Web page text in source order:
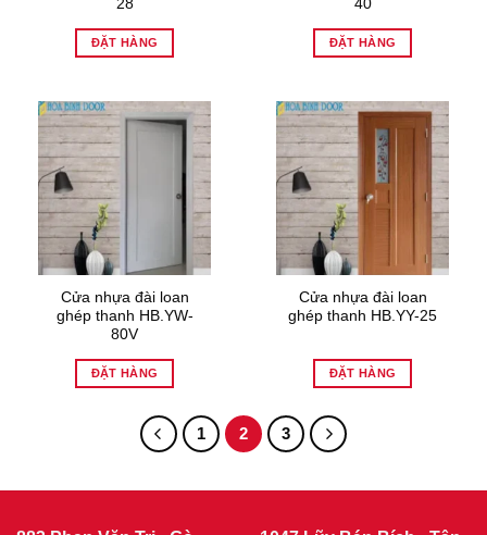
28
ĐẶT HÀNG
40
ĐẶT HÀNG
Cửa nhựa đài loan
ghép thanh HB.YW-
80V
ĐẶT HÀNG
Cửa nhựa đài loan
ghép thanh HB.YY-25
ĐẶT HÀNG
1 2 3